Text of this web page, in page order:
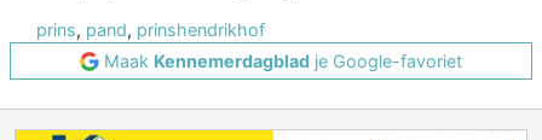
prins, pand, prinshendrikhof
Maak Kennemerdagblad je Google-favoriet